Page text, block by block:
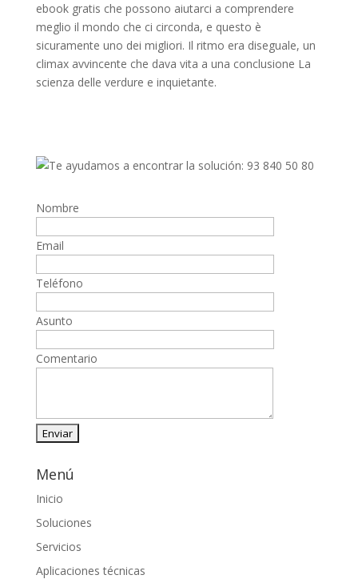
ebook gratis che possono aiutarci a comprendere
meglio il mondo che ci circonda, e questo è
sicuramente uno dei migliori. Il ritmo era diseguale, un
climax avvincente che dava vita a una conclusione La
scienza delle verdure e inquietante.
Nombre
Email
Teléfono
Asunto
Comentario
Menú
Inicio
Soluciones
Servicios
Aplicaciones técnicas